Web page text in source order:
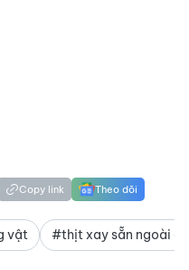
Copy link Theo dõi
vật #thịt xay sẵn ngoài